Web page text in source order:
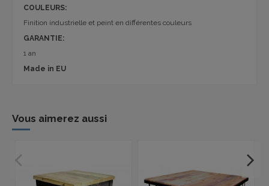
COULEURS:
Finition industrielle et peint en différentes couleurs
GARANTIE:
1 an
Made in EU
Vous aimerez aussi